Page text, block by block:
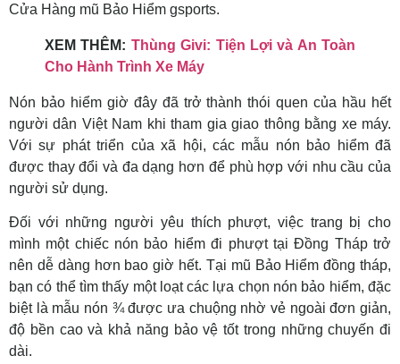
Cửa Hàng mũ Bảo Hiểm gsports.
XEM THÊM: Thùng Givi: Tiện Lợi và An Toàn
Cho Hành Trình Xe Máy
Nón bảo hiểm giờ đây đã trở thành thói quen của hầu hết
người dân Việt Nam khi tham gia giao thông bằng xe máy.
Với sự phát triển của xã hội, các mẫu nón bảo hiểm đã
được thay đổi và đa dạng hơn để phù hợp với nhu cầu của
người sử dụng.
Đối với những người yêu thích phượt, việc trang bị cho
mình một chiếc nón bảo hiểm đi phượt tại Đồng Tháp trở
nên dễ dàng hơn bao giờ hết. Tại mũ Bảo Hiểm đồng tháp,
bạn có thể tìm thấy một loạt các lựa chọn nón bảo hiểm, đặc
biệt là mẫu nón ¾ được ưa chuộng nhờ vẻ ngoài đơn giản,
độ bền cao và khả năng bảo vệ tốt trong những chuyến đi
dài.